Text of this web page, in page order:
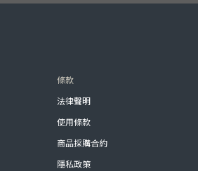
條款
法律聲明
使用條款
商品採購合約
隱私政策